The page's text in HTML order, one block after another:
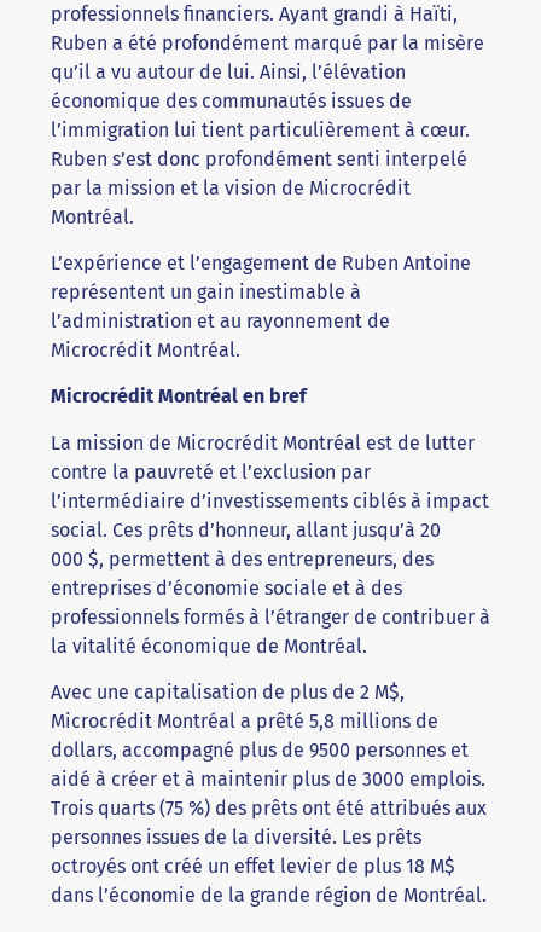
professionnels financiers. Ayant grandi à Haïti,
Ruben a été profondément marqué par la misère
qu’il a vu autour de lui. Ainsi, l’élévation
économique des communautés issues de
l’immigration lui tient particulièrement à cœur.
Ruben s’est donc profondément senti interpelé
par la mission et la vision de Microcrédit
Montréal.
L’expérience et l’engagement de Ruben Antoine
représentent un gain inestimable à
l’administration et au rayonnement de
Microcrédit Montréal.
Microcrédit Montréal en bref
La mission de Microcrédit Montréal est de lutter
contre la pauvreté et l’exclusion par
l’intermédiaire d’investissements ciblés à impact
social. Ces prêts d’honneur, allant jusqu’à 20
000 $, permettent à des entrepreneurs, des
entreprises d’économie sociale et à des
professionnels formés à l’étranger de contribuer à
la vitalité économique de Montréal.
Avec une capitalisation de plus de 2 M$,
Microcrédit Montréal a prêté 5,8 millions de
dollars, accompagné plus de 9500 personnes et
aidé à créer et à maintenir plus de 3000 emplois.
Trois quarts (75 %) des prêts ont été attribués aux
personnes issues de la diversité. Les prêts
octroyés ont créé un effet levier de plus 18 M$
dans l’économie de la grande région de Montréal.